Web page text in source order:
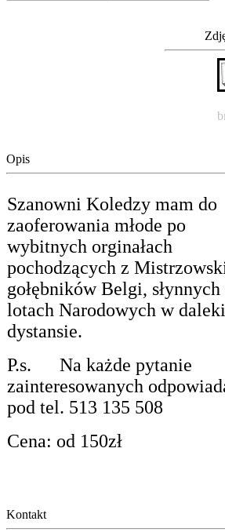
Opis
Szanowni Koledzy mam do
zaoferowania młode po
wybitnych orginałach
pochodzących z
gołębników Belgi,
lotach Narodowych w
dystansie.
P.s.
Na każde pytanie
zainteresowanych
pod tel. 513 135 508
Cena: od 150zł
Kontakt